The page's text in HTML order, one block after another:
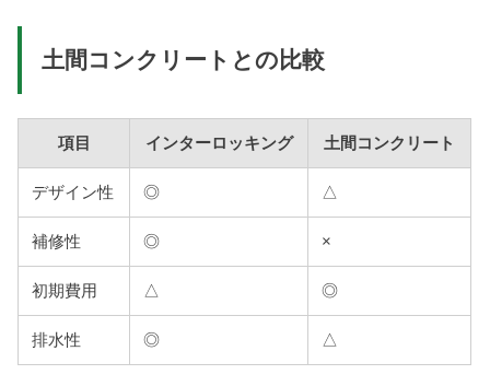
土間コンクリートとの比較
項目 インターロッキング 土間コンクリート
デザイン性 ◎ △
補修性 ◎ ×
初期費用 △ ◎
排水性 ◎ △